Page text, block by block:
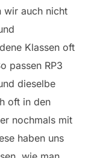
wir auch nicht
Klassen oft
passen RP3
dieselbe
oft in den
nochmals mit
haben uns